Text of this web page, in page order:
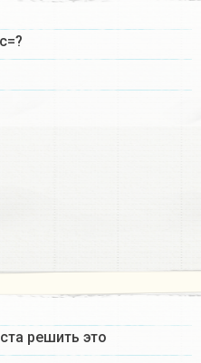
решить это